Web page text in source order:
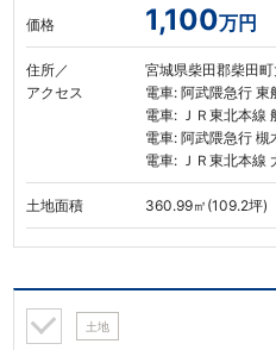
価格 1,100万円
住所／
アクセス
宮城県柴田郡柴田
電車: 阿武隈急行
電車: ＪＲ東北本線
電車: 阿武隈急行
電車: ＪＲ東北本線
土地面積 360.99㎡(109.2坪)
土地